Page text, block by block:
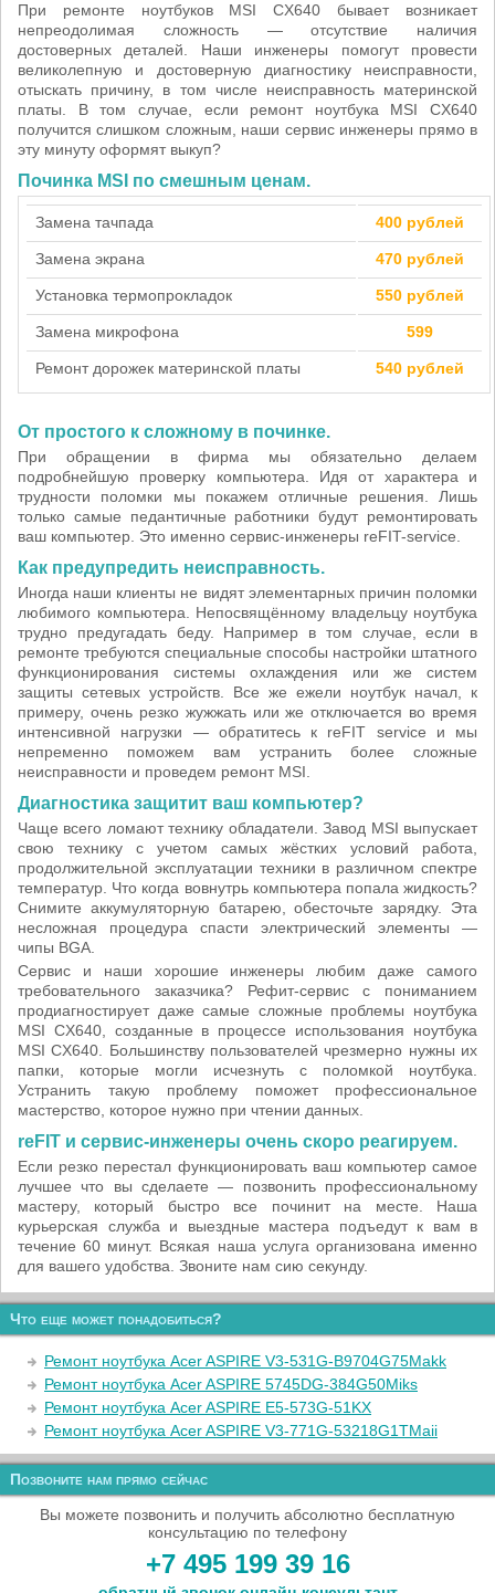
При ремонте ноутбуков MSI CX640 бывает возникает
непреодолимая сложность — отсутствие наличия
достоверных деталей. Наши инженеры помогут провести
великолепную и достоверную диагностику неисправности,
отыскать причину, в том числе неисправность материнской
платы. В том случае, если ремонт ноутбука MSI CX640
получится слишком сложным, наши сервис инженеры прямо в
эту минуту оформят выкуп?
Починка MSI по смешным ценам.
Замена тачпада 400 рублей
Замена экрана 470 рублей
Установка термопрокладок 550 рублей
Замена микрофона 599
Ремонт дорожек материнской платы 540 рублей
От простого к сложному в починке.
При обращении в фирма мы обязательно делаем
подробнейшую проверку компьютера. Идя от характера и
трудности поломки мы покажем отличные решения. Лишь
только самые педантичные работники будут ремонтировать
ваш компьютер. Это именно сервис-инженеры reFIT-service.
Как предупредить неисправность.
Иногда наши клиенты не видят элементарных причин поломки
любимого компьютера. Непосвящённому владельцу ноутбука
трудно предугадать беду. Например в том случае, если в
ремонте требуются специальные способы настройки штатного
функционирования системы охлаждения или же систем
защиты сетевых устройств. Все же ежели ноутбук начал, к
примеру, очень резко жужжать или же отключается во время
интенсивной нагрузки — обратитесь к reFIT service и мы
непременно поможем вам устранить более сложные
неисправности и проведем ремонт MSI.
Диагностика защитит ваш компьютер?
Чаще всего ломают технику обладатели. Завод MSI выпускает
свою технику с учетом самых жёстких условий работа,
продолжительной эксплуатации техники в различном спектре
температур. Что когда вовнутрь компьютера попала жидкость?
Снимите аккумуляторную батарею, обесточьте зарядку. Эта
несложная процедура спасти электрический элементы —
чипы BGA.
Сервис и наши хорошие инженеры любим даже самого
требовательного заказчика? Рефит-сервис с пониманием
продиагностирует даже самые сложные проблемы ноутбука
MSI CX640, созданные в процессе использования ноутбука
MSI CX640. Большинству пользователей чрезмерно нужны их
папки, которые могли исчезнуть с поломкой ноутбука.
Устранить такую проблему поможет профессиональное
мастерство, которое нужно при чтении данных.
reFIT и сервис-инженеры очень скоро реагируем.
Если резко перестал функционировать ваш компьютер самое
лучшее что вы сделаете — позвонить профессиональному
мастеру, который быстро все починит на месте. Наша
курьерская служба и выездные мастера подъедут к вам в
течение 60 минут. Всякая наша услуга организована именно
для вашего удобства. Звоните нам сию секунду.
Что еще может понадобиться?
Ремонт ноутбука Acer ASPIRE V3-531G-B9704G75Makk
Ремонт ноутбука Acer ASPIRE 5745DG-384G50Miks
Ремонт ноутбука Acer ASPIRE E5-573G-51KX
Ремонт ноутбука Acer ASPIRE V3-771G-53218G1TMaii
Позвоните нам прямо сейчас
Вы можете позвонить и получить абсолютно бесплатную
консультацию по телефону
+7 495 199 39 16